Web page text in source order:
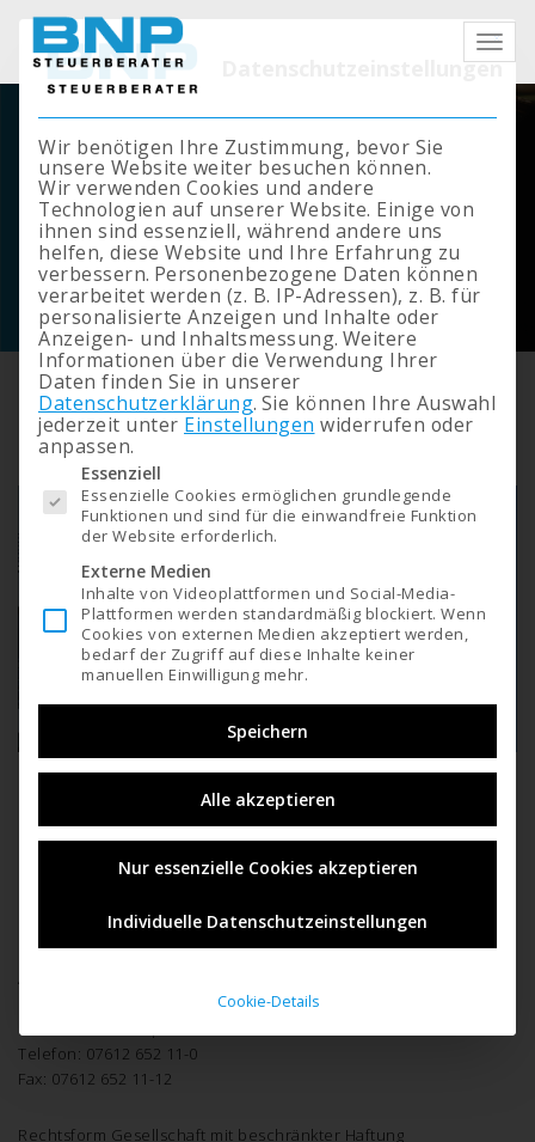
GMUNDEN
Impressum
Adresse: Ohlsdorferstraße 44, 4810 Gmunden
https://www.bnp.at
E-Mail: office@bnp.at
Telefon: 07612 652 11-0
Fax: 07612 652 11-12
Rechtsform Gesellschaft mit beschränkter Haftung
Mit
Datenschutzeinstellungen
Wir benötigen Ihre Zustimmung, bevor Sie
unsere Website weiter besuchen können.
Wir verwenden Cookies und andere
Technologien auf unserer Website. Einige von
ihnen sind essenziell, während andere uns
helfen, diese Website und Ihre Erfahrung zu
verbessern. Personenbezogene Daten können
verarbeitet werden (z. B. IP-Adressen), z. B. für
personalisierte Anzeigen und Inhalte oder
Anzeigen- und Inhaltsmessung. Weitere
Informationen über die Verwendung Ihrer
Daten finden Sie in unserer
Datenschutzerklärung. Sie können Ihre Auswahl
jederzeit unter Einstellungen widerrufen oder
anpassen.
Es folgt eine Liste der Service-Gruppen, für die eine Einwilligung erteilt werden kann.
Essenziell
Essenzielle Cookies ermöglichen grundlegende
Funktionen und sind für die einwandfreie Funktion
der Website erforderlich.
Externe Medien
Inhalte von Videoplattformen und Social-Media-
Plattformen werden standardmäßig blockiert. Wenn
Cookies von externen Medien akzeptiert werden,
bedarf der Zugriff auf diese Inhalte keiner
manuellen Einwilligung mehr.
Speichern
Alle akzeptieren
Nur essenzielle Cookies akzeptieren
Individuelle Datenschutzeinstellungen
Cookie-Details